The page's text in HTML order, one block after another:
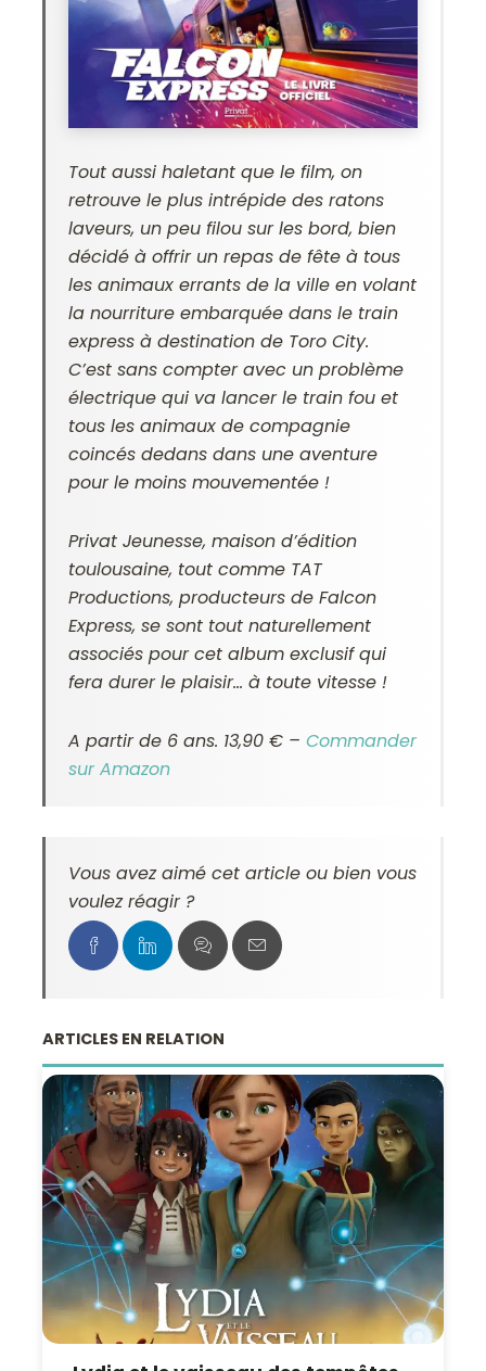
Tout aussi haletant que le film, on
retrouve le plus intrépide des ratons
laveurs, un peu filou sur les bord, bien
décidé à offrir un repas de fête à tous
les animaux errants de la ville en volant
la nourriture embarquée dans le train
express à destination de Toro City.
C’est sans compter avec un problème
électrique qui va lancer le train fou et
tous les animaux de compagnie
coincés dedans dans une aventure
pour le moins mouvementée !
Privat Jeunesse, maison d’édition
toulousaine, tout comme TAT
Productions, producteurs de Falcon
Express, se sont tout naturellement
associés pour cet album exclusif qui
fera durer le plaisir… à toute vitesse !
A partir de 6 ans. 13,90 € –Commander
sur Amazon
Vous avez aimé cet article ou bien vous
voulez réagir ?
ARTICLES EN RELATION